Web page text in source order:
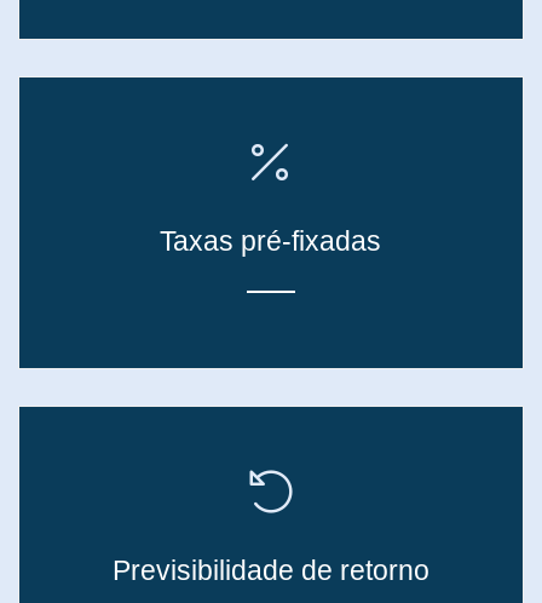
Taxas pré-fixadas
Previsibilidade de retorno